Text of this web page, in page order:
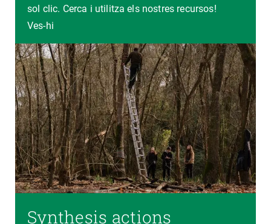
sol clic. Cerca i utilitza els nostres recursos!
Ves-hi
Synthesis actions